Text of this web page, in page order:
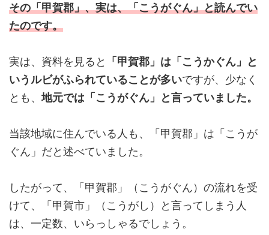
その「甲賀郡」、実は、「こうがぐん」と読んでい
たのです。
実は、資料を見ると
「甲賀郡」は「こうかぐん」と
いうルビがふられていることが多いですが、少なく
とも、地元では「こうがぐん」と言っていました。
当該地域に住んでいる人も、「甲賀郡」は「こうが
ぐん」だと述べていました。
したがって、「甲賀郡」（こうがぐん）の流れを受
けて、「甲賀市」（こうがし）と言ってしまう人
は、一定数、いらっしゃるでしょう。